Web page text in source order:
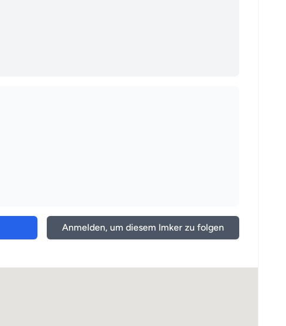
Anmelden, um diesem Imker zu folgen